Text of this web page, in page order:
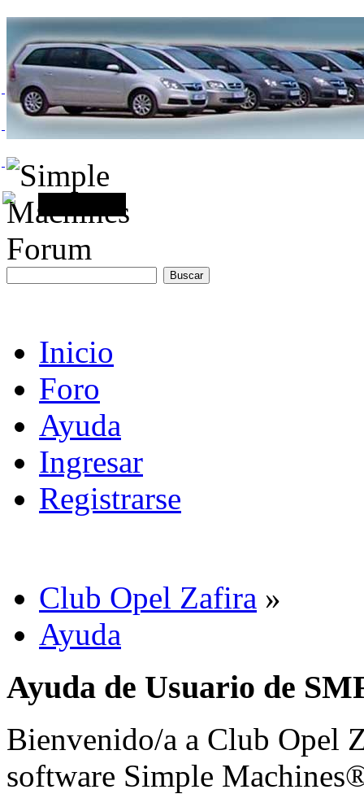
Inicio
Foro
Ayuda
Ingresar
Registrarse
Club Opel Zafira »
Ayuda
Ayuda de Usuario de
Bienvenido/a a Club Opel
software Simple